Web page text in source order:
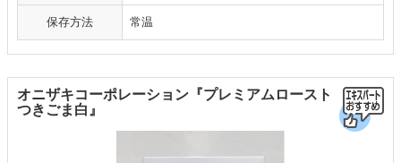
保存方法 常温
オニザキコーポレーション『プレミアムロースト
つきごま白』